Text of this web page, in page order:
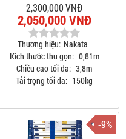
2,300,000 VNĐ
2,050,000 VNĐ
Thương hiệu: Nakata
Kích thước thu gọn: 0,81m
Chiều cao tối đa: 3,8m
Tải trọng tối đa: 150kg
-9%